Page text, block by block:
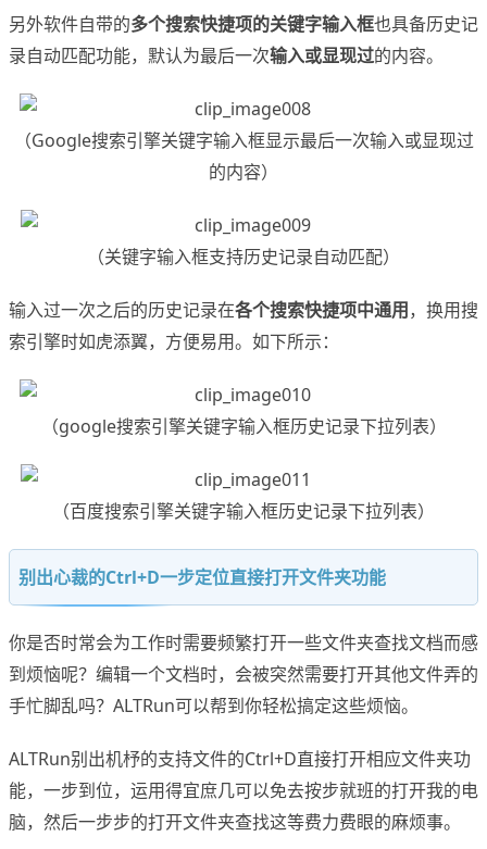
另外软件自带的多个搜索快捷项的关键字输入框也具备历史记
录自动匹配功能，默认为最后一次输入或显现过的内容。
（Google搜索引擎关键字输入框显示最后一次输入或显现过
的内容）
（关键字输入框支持历史记录自动匹配）
输入过一次之后的历史记录在各个搜索快捷项中通用，换用搜
索引擎时如虎添翼，方便易用。如下所示：
（google搜索引擎关键字输入框历史记录下拉列表）
（百度搜索引擎关键字输入框历史记录下拉列表）
别出心裁的Ctrl+D一步定位直接打开文件夹功能
你是否时常会为工作时需要频繁打开一些文件夹查找文档而感
到烦恼呢？编辑一个文档时，会被突然需要打开其他文件弄的
手忙脚乱吗？ALTRun可以帮到你轻松搞定这些烦恼。
ALTRun别出机杼的支持文件的Ctrl+D直接打开相应文件夹功
能，一步到位，运用得宜庶几可以免去按步就班的打开我的电
脑，然后一步步的打开文件夹查找这等费力费眼的麻烦事。